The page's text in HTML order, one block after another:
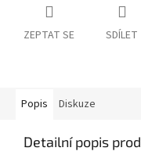
ZEPTAT SE SDÍLET
Popis Diskuze
Detailní popis